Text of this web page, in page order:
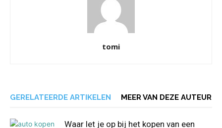
tomi
GERELATEERDE ARTIKELEN MEER VAN DEZE AUTEUR
Waar let je op bij het kopen van een